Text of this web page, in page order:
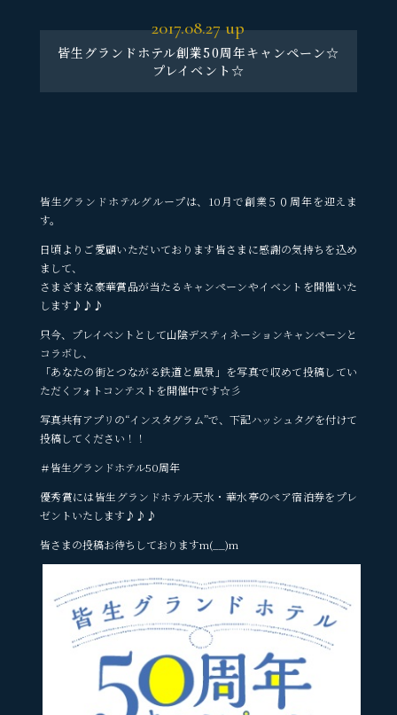
2017.08.27up
皆生グランドホテル創業50周年キャンペーン☆
プレイベント☆
皆生グランドホテルグループは、10月で創業５０周年を迎えま
す。
日頃よりご愛顧いただいております皆さまに感謝の気持ちを込め
まして、
さまざまな豪華賞品が当たるキャンペーンやイベントを開催いた
します♪♪♪
只今、プレイベントとして山陰デスティネーションキャンペーンと
コラボし、
「あなたの街とつながる鉄道と風景」を写真で収めて投稿してい
ただくフォトコンテストを開催中です☆彡
写真共有アプリの“インスタグラム”で、下記ハッシュタグを付けて
投稿してください！！
＃皆生グランドホテル50周年
優秀賞には皆生グランドホテル天水・華水亭のペア宿泊券をプレ
ゼントいたします♪♪♪
皆さまの投稿お待ちしておりますm(__)m